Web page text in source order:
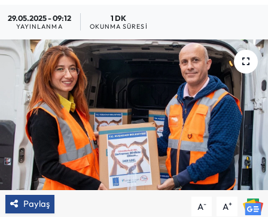
29.05.2025 - 09:12
YAYINLANMA
1 DK
OKUNMA SÜRESI
Paylaş A- A+